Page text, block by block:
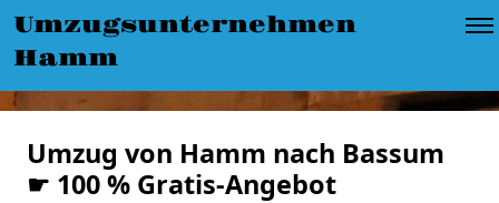
Umzugsunternehmen
Hamm
Umzug von Hamm nach Bassum
☛ 100 % Gratis-Angebot